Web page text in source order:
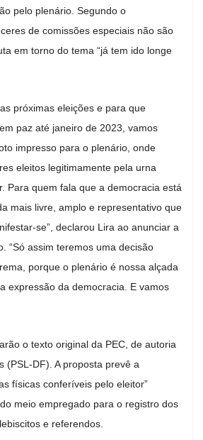
pelo plenário. Segundo o
de comissões especiais não são
em torno do tema “já tem ido longe
próximas eleições e para que
paz até janeiro de 2023, vamos
impresso para o plenário, onde
eleitos legitimamente pela urna
Para quem fala que a democracia está
mais livre, amplo e representativo que
se”, declarou Lira ao anunciar a
“Só assim teremos uma decisão
porque o plenário é nossa alçada
expressão da democracia. E vamos
o texto original da PEC, de autoria
(PSL-DF). A proposta prevê a
físicas conferíveis pelo eleitor”
meio empregado para o registro dos
e referendos.